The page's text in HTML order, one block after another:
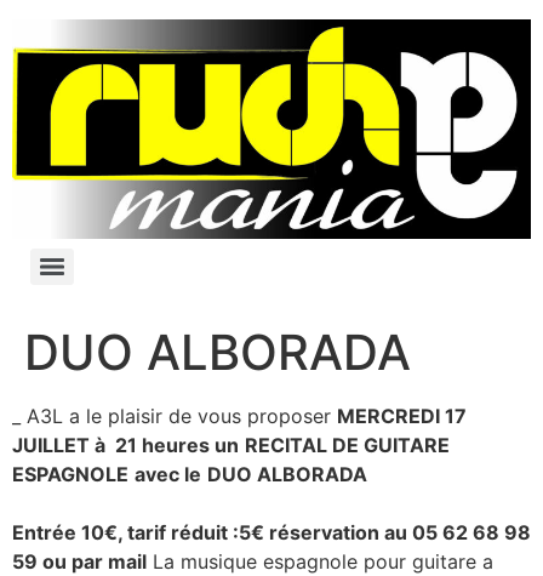
DUO ALBORADA
_ A3L a le plaisir de vous proposer MERCREDI 17
JUILLET à 21 heures un RECITAL DE GUITARE
ESPAGNOLE avec le DUO ALBORADA
Entrée 10€, tarif réduit :5€ réservation au 05 62 68 98
59 ou par mail La musique espagnole pour guitare a